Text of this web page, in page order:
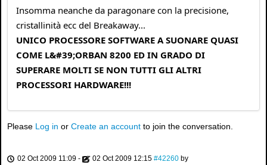
Insomma neanche da paragonare con la precisione,
cristallinità ecc del Breakaway...
UNICO PROCESSORE SOFTWARE A SUONARE QUASI
COME L&#39;ORBAN 8200 ED IN GRADO DI
SUPERARE MOLTI SE NON TUTTI GLI ALTRI
PROCESSORI HARDWARE!!!
Please Log in or Create an account to join the conversation.
02 Oct 2009 11:09 - 02 Oct 2009 12:15 #42260 by